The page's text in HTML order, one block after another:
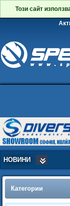
Този сайт
НОВИНИ
Категории